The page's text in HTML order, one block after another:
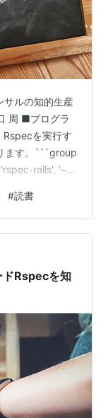
ルの知的生産
周 ■プログラ
を実行す
ます。```group
rails', '~>
フ
トコードの結
#読書
ドRspecを知